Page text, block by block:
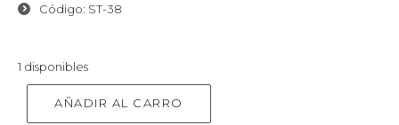
Código: ST-38
1 disponibles
AÑADIR AL CARRO